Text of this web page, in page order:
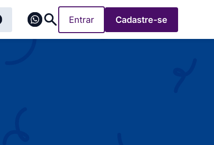
Entrar Cadastre-se